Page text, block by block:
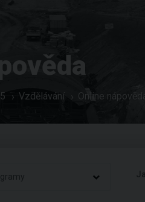
Vzdělávání Online nápověda